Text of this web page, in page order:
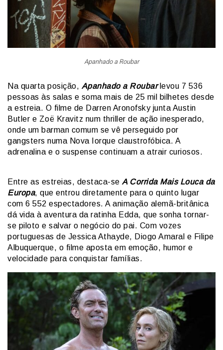
Apanhado a Roubar
Na quarta posição, Apanhado a Roubarlevou 7 536
pessoas às salas e soma mais de 25 mil bilhetes desde
a estreia. O filme de Darren Aronofsky junta Austin
Butler e Zoë Kravitz num thriller de ação inesperado,
onde um barman comum se vê perseguido por
gangsters numa Nova Iorque claustrofóbica. A
adrenalina e o suspense continuam a atrair curiosos.
Entre as estreias, destaca-se A Corrida Mais Louca da
Europa, que entrou diretamente para o quinto lugar
com 6 552 espectadores. A animação alemã-britânica
dá vida à aventura da ratinha Edda, que sonha tornar-
se piloto e salvar o negócio do pai. Com vozes
portuguesas de Jessica Athayde, Diogo Amaral e Filipe
Albuquerque, o filme aposta em emoção, humor e
velocidade para conquistar famílias.